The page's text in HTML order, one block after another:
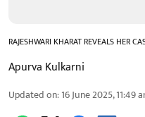
RAJESHWARI KHARAT REVEALS HER
Apurva Kulkarni
Updated on:16 June 2025, 11:49